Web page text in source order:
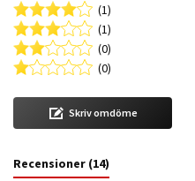
(1)
(1)
(0)
(0)
Skriv omdöme
Recensioner (14)